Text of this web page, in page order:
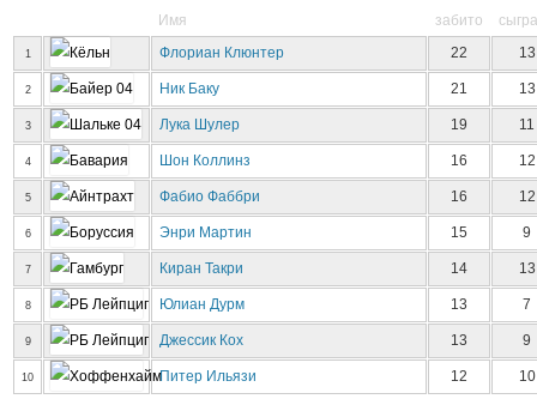
Имя
1 Флориан Клюнтер 22 13
2 Ник Баку 21 13
3 Лука Шулер 19 11
4 Шон Коллинз 16 12
5 Фабио Фаббри 16 12
6 Энри Мартин 15 9
7 Киран Такри 14 13
8 Юлиан Дурм 13 7
9 Джессик Кох 13 9
10 Питер Ильязи 12 10